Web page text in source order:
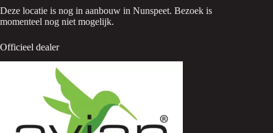
Deze locatie is nog in aanbouw in Nunspeet. Bezoek is
momenteel nog niet mogelijk.
Officieel dealer